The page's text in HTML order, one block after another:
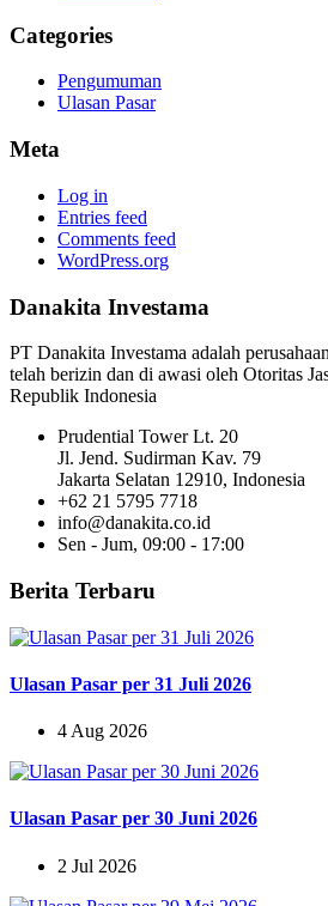
Categories
Pengumuman
Ulasan Pasar
Meta
Log in
Entries feed
Comments feed
WordPress.org
Danakita Investama
PT Danakita Investama adalah
telah berizin dan di awasi oleh Otoritas
Republik Indonesia
Prudential Tower Lt. 20
Jl. Jend. Sudirman Kav. 79
Jakarta Selatan 12910, Indonesia
+62 21 5795 7718
info@danakita.co.id
Sen - Jum, 09:00 - 17:00
Berita Terbaru
Ulasan Pasar per 31 Juli 2026
4 Aug 2026
Ulasan Pasar per 30 Juni 2026
2 Jul 2026